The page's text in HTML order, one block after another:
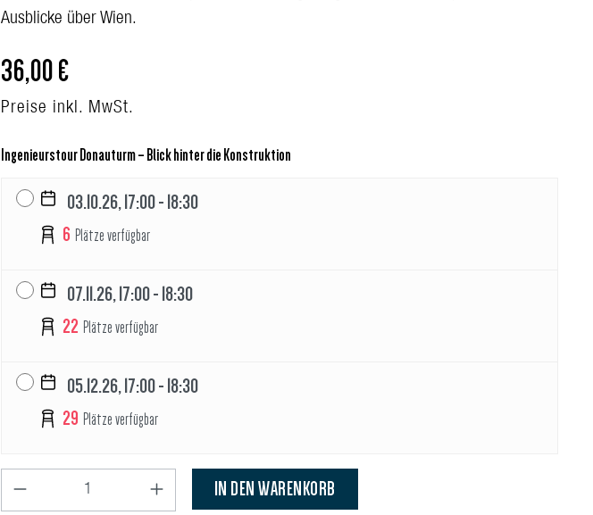
Ausblicke über Wien.
36,00 €
Preise inkl. MwSt.
Ingenieurstour Donauturm – Blick hinter die Konstruktion
03.10.26, 17:00 - 18:30
6 Plätze verfügbar
07.11.26, 17:00 - 18:30
22 Plätze verfügbar
05.12.26, 17:00 - 18:30
29 Plätze verfügbar
Produkt Anzahl: Gib den gewünschten Wert ein oder benutze die
IN DEN WARENKORB